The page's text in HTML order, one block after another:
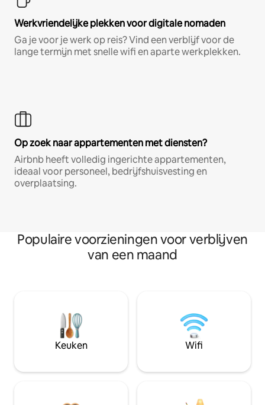
Werkvriendelijke plekken voor digitale nomaden
Ga je voor je werk op reis? Vind een verblijf voor de
lange termijn met snelle wifi en aparte werkplekken.
Op zoek naar appartementen met diensten?
Airbnb heeft volledig ingerichte appartementen,
ideaal voor personeel, bedrijfshuisvesting en
overplaatsing.
Populaire voorzieningen voor verblijven
van een maand
Keuken Wifi